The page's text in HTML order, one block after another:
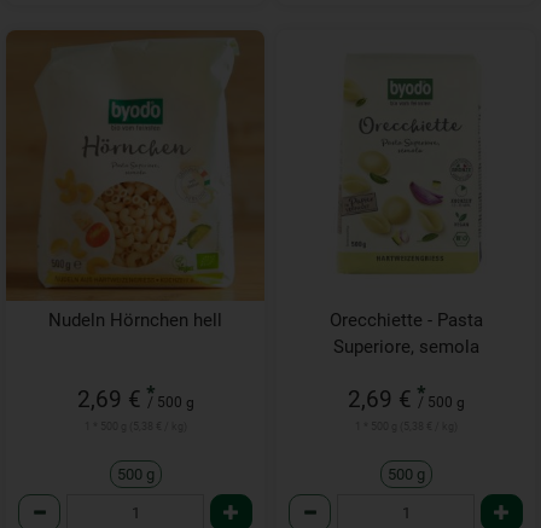
Nudeln Hörnchen hell
2,69 € *
/ 500 g
500 g
Anzahl
Orecchiette - Pasta
Superiore, semola
2,69 € *
/ 500 g
500 g
Anzahl